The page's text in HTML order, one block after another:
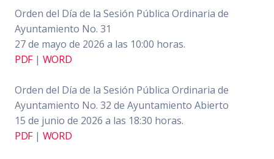
Orden del Día de la Sesión Pública Ordinaria de
Ayuntamiento No. 31
27 de mayo de 2026 a las 10:00 horas.
PDF| WORD
Orden del Día de la Sesión Pública Ordinaria de
Ayuntamiento No. 32 de Ayuntamiento Abierto
15 de junio de 2026 a las 18:30 horas.
PDF| WORD